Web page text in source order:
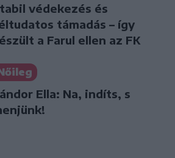
védekezés és
támadás – így
a Farul ellen az FK
Ella: Na, indíts, s